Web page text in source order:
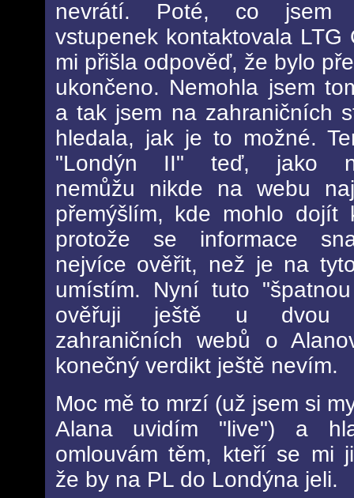
nevrátí. Poté, co jsem
vstupenek kontaktovala LTG
mi přišla odpověď, že bylo
ukončeno. Nemohla jsem
a tak jsem na zahraničních
hledala, jak je to možné.
"Londýn II" teď, jako
nemůžu nikde na webu
přemýšlím, kde mohlo dojít
protože se informace
nejvíce ověřit, než je na
umístím. Nyní tuto
ověřuji ještě u dvou
zahraničních webů o
konečný verdikt ještě nevím.
Moc mě to mrzí (už jsem si
Alana uvidím "live") a
omlouvám těm, kteří se mi
že by na PL do Londýna jeli.